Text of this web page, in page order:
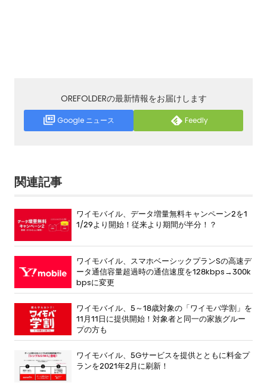
OREFOLDERの最新情報をお届けします
Google ニュース Feedly
関連記事
ワイモバイル、データ増量無料キャンペーン2を1
1/29より開始！従来より期間が半分！？
ワイモバイル、スマホベーシックプランSの高速デ
ータ通信容量超過時の通信速度を128kbps→300k
bpsに変更
ワイモバイル、5～18歳対象の「ワイモバ学割」を
11月11日に提供開始！対象者と同一の家族グルー
プの方も
ワイモバイル、5Gサービスを提供とともに料金プ
ランを2021年2月に刷新！